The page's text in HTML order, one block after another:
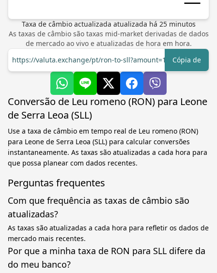
Taxa de câmbio actualizada atualizada há 25minutos
As taxas de câmbio são taxas mid-market derivadas de dados
de mercado ao vivo e atualizadas de hora em hora.
https://valuta.exchange/pt/ron-to-sll?amount=1
Cópia de
Conversão de Leu romeno (RON) para Leone
de Serra Leoa (SLL)
Use a taxa de câmbio em tempo real de Leu romeno (RON)
para Leone de Serra Leoa (SLL) para calcular conversões
instantaneamente. As taxas são atualizadas a cada hora para
que possa planear com dados recentes.
Perguntas frequentes
Com que frequência as taxas de câmbio são
atualizadas?
As taxas são atualizadas a cada hora para refletir os dados de
mercado mais recentes.
Por que a minha taxa de RON para SLL difere da
do meu banco?